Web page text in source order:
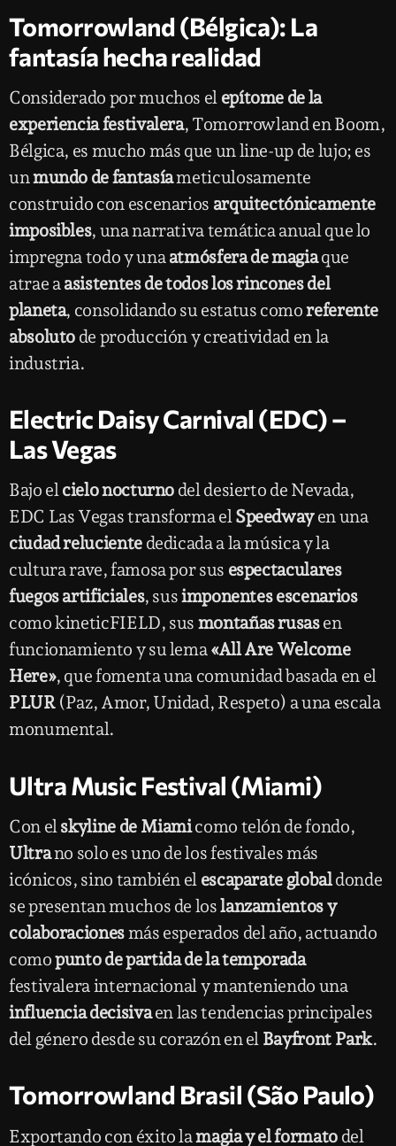
Tomorrowland (Bélgica): La
fantasía hecha realidad
Considerado por muchos el epítome de la
experiencia festivalera, Tomorrowland en Boom,
Bélgica, es mucho más que un line-up de lujo; es
unmundo de fantasíameticulosamente
construido con escenarios arquitectónicamente
imposibles, una narrativa temática anual que lo
impregna todo y unaatmósfera de magiaque
atrae aasistentes de todos los rincones del
planeta, consolidando su estatus comoreferente
absoluto de producción y creatividad en la
industria.
Electric Daisy Carnival (EDC) –
Las Vegas
Bajo elcielo nocturno del desierto de Nevada,
EDC Las Vegas transforma elSpeedwayen una
ciudad relucientededicada a la música y la
cultura rave, famosa por sus espectaculares
fuegos artificiales, susimponentes escenarios
como kineticFIELD, sus montañas rusasen
funcionamiento y su lema«All Are Welcome
Here», que fomenta una comunidad basada en el
PLUR(Paz, Amor, Unidad, Respeto) a una escala
monumental.
Ultra Music Festival (Miami)
Con elskyline de Miamicomo telón de fondo,
Ultrano solo es uno de los festivales más
icónicos, sino también el escaparate globaldonde
se presentan muchos de loslanzamientos y
colaboracionesmás esperados del año, actuando
comopunto de partida de la temporada
festivalera internacional y manteniendo una
influencia decisivaen las tendencias principales
del género desde su corazón en el Bayfront Park.
Tomorrowland Brasil (São Paulo)
Exportando con éxito lamagia y el formatodel